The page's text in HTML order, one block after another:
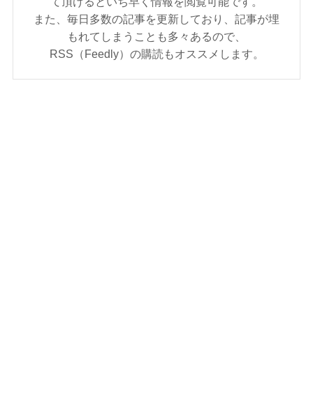
また、毎日多数の記事を更新しており、記事が埋
もれてしまうことも多々あるので、
RSS（Feedly）の購読もオススメします。